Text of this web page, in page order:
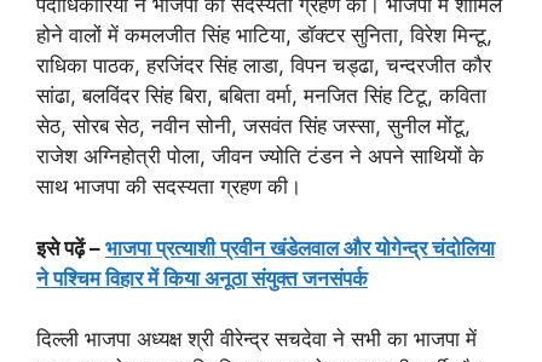
पदाधिकारियों ने भाजपा की सदस्यता ग्रहण की। भाजपा में शामिल
होने वालों में कमलजीत सिंह भाटिया, डॉक्टर सुनिता, विरेश मिन्टू,
राधिका पाठक, हरजिंदर सिंह लाडा, विपन चड्ढा, चन्दरजीत कौर
सांढा, बलविंदर सिंह बिरा, बबिता वर्मा, मनजित सिंह टिटू, कविता
सेठ, सोरब सेठ, नवीन सोनी, जसवंत सिंह जस्सा, सुनील मोंटू,
राजेश अग्निहोत्री पोला, जीवन ज्योति टंडन ने अपने साथियों के
साथ भाजपा की सदस्यता ग्रहण की।
इसे पढ़ें – भाजपा प्रत्याशी प्रवीन खंडेलवाल और योगेन्द्र चंदोलिया
ने पश्चिम विहार में किया अनूठा संयुक्त जनसंपर्क
दिल्ली भाजपा अध्यक्ष श्री वीरेन्द्र सचदेवा ने सभी का भाजपा में